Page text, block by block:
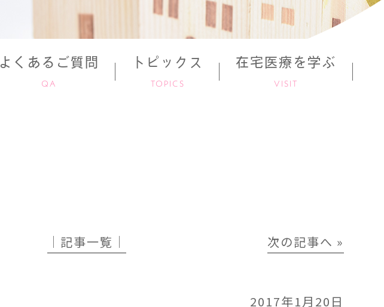
よくあるご質問
QA
トピックス
TOPICS
在宅医療を学ぶ
VISIT
│記事一覧│ 次の記事へ »
2017年1月20日